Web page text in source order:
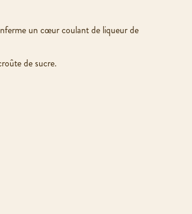
un cœur coulant de liqueur de
de sucre.